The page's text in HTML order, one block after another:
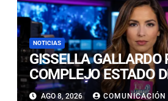
NOTICIAS
GISSELLA GALLARDO
COMPLEJO ESTADO
“ME TENÍAN MAL
AGO 8, 2026 COMUNICACIÓN